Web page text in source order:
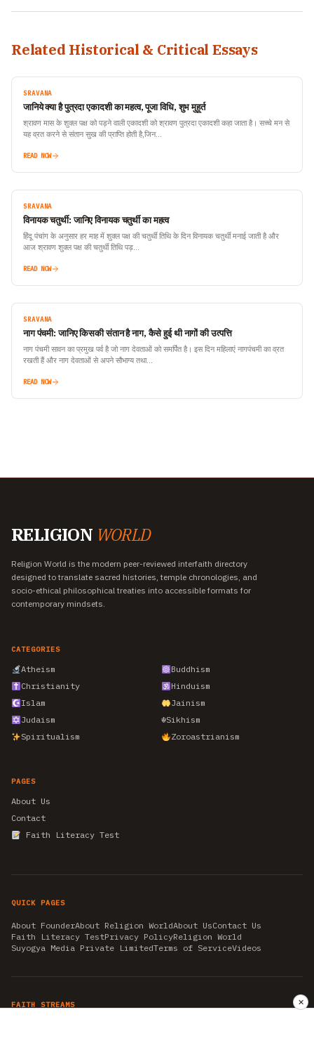
Related Historical & Critical Essays
SRAVANA
जानिये क्या है पुत्रदा एकादशी का महत्व, पूजा विधि, शुभ मुहूर्त
श्रावण मास के शुक्ल पक्ष को पड़ने वाली एकादशी को श्रावण पुत्रदा एकादशी कहा जाता है। सच्चे मन से
यह व्रत करने से संतान सुख की प्राप्ति होती है,जिन…
READ NOW
SRAVANA
विनायक चतुर्थी: जानिए विनायक चतुर्थी का महत्व
हिंदू पंचांग के अनुसार हर माह में शुक्ल पक्ष की चतुर्थी तिथि के दिन विनायक चतुर्थी मनाई जाती है और
आज श्रावण शुक्ल पक्ष की चतुर्थी तिथि पड़…
READ NOW
SRAVANA
नाग पंचमी: जानिए किसकी संतान है नाग, कैसे हुई थी नागों की उत्पत्ति
नाग पंचमी सावन का प्रमुख पर्व है जो नाग देवताओं को समर्पित है। इस दिन महिलाएं नागपंचमी का व्रत
रखती हैं और नाग देवताओं से अपने सौभाग्य तथा…
READ NOW
RELIGION WORLD
Religion World is the modern peer-reviewed interfaith directory
designed to translate sacred histories, temple chronologies, and
socio-ethical philosophical treaties into accessible formats for
contemporary mindsets.
CATEGORIES
Atheism
Buddhism
Christianity
Hinduism
Islam
Jainism
Judaism
☬Sikhism
Spiritualism
Zoroastrianism
PAGES
About Us
Contact
Faith Literacy Test
QUICK PAGES
About FounderAbout Religion WorldAbout UsContact Us
Faith Literacy TestPrivacy PolicyReligion World
Suyogya Media Private LimitedTerms of ServiceVideos
FAITH STREAMS ✕